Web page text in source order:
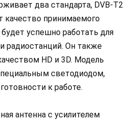
два стандарта, DVB-T2
качество принимаемого
успешно работать для
радиостанций. Он также
HD и 3D. Модель
светодиодом,
к работе.
антенна с усилителем